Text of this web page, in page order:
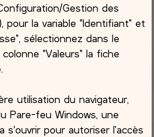
Gestion des
pour la variable "Identifiant" et
sélectionnez dans le
"Valeurs" la fiche
utilisation du navigateur,
Pare-feu Windows, une
s'ouvrir pour autoriser l'accès